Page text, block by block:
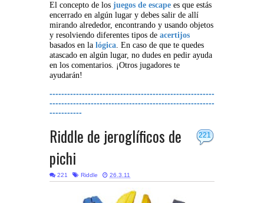
El concepto de los juegos de escape es que estás
encerrado en algún lugar y debes salir de allí
mirando alrededor, encontrando y usando objetos
y resolviendo diferentes tipos de acertijos
basados en la lógica. En caso de que te quedes
atascado en algún lugar, no dudes en pedir ayuda
en los comentarios. ¡Otros jugadores te
ayudarán!
--------------------------------------------------------
--------------------------------------------------------
-----------
221
Riddle de jeroglíficos de
pichi
221 Riddle 26.3.11